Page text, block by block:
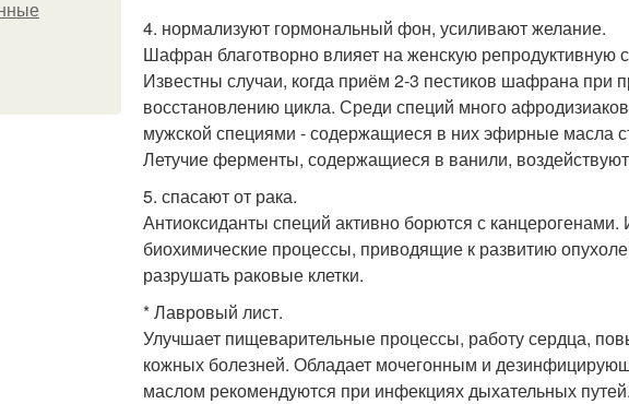
4. нормализуют гормональный фон, усиливают желание.
Шафран благотворно влияет на женскую репродуктивную
Известны случаи, когда приём 2-3 пестиков шафрана при
восстановлению цикла. Среди специй много
мужской специями - содержащиеся в них эфирные масла
Летучие ферменты, содержащиеся в ванили,
5. спасают от рака.
Антиоксиданты специй активно борются с
биохимические процессы, приводящие к развитию
разрушать раковые клетки.
* Лавровый лист.
Улучшает пищеварительные процессы, работу сердца,
кожных болезней. Обладает мочегонным и
маслом рекомендуются при инфекциях дыхательных